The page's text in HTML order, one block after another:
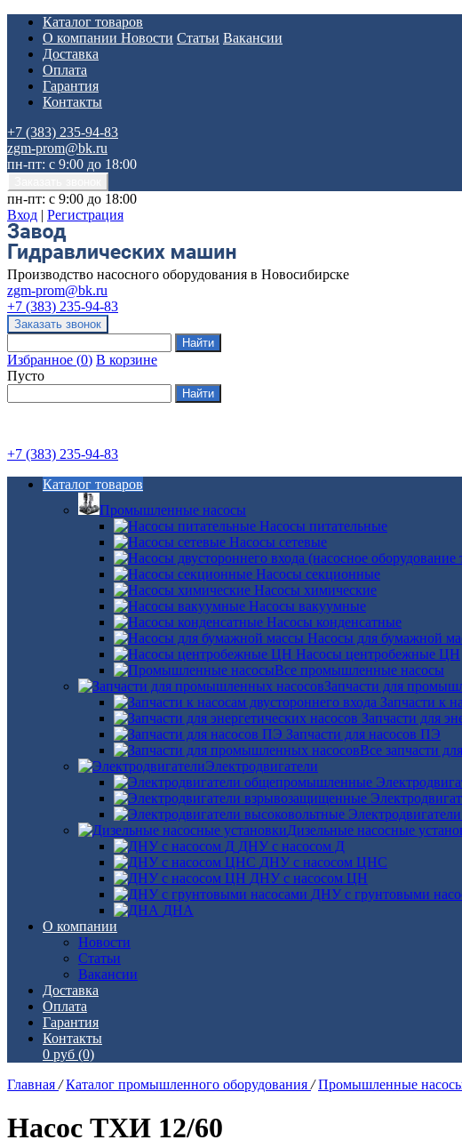
Каталог товаров
О компании Новости Статьи Вакансии
Доставка
Оплата
Гарантия
Контакты
+7 (383) 235-94-83
zgm-prom@bk.ru
пн-пт: с 9:00 до 18:00
пн-пт: с 9:00 до 18:00
Вход | Регистрация
Производство насосного оборудования в Новосибирске
zgm-prom@bk.ru
+7 (383) 235-94-83
Избранное (0) В корзине
Пусто
+7 (383) 235-94-83
Каталог товаров
Промышленные насосы
Насосы питательные
Насосы сетевые
Насосы секционные
Насосы химические
Насосы вакуумные
Насосы конденсатные
Насосы для бумажной
Насосы центробежные ЦН
Все промышленные насосы
Запчасти для
Запчасти к
Запчасти для
Запчасти для насосов ПЭ
Все запчасти
Электродвигатели
Дизельные насосные
ДНУ с насосом Д
ДНУ с насосом ЦНС
ДНУ с насосом ЦН
ДНУ с грунтовыми
ДНА
О компании
Новости
Статьи
Вакансии
Доставка
Оплата
Гарантия
Контакты
0 руб (0)
Главная / Каталог промышленного оборудования / Промышленные
Насос ТХИ 12/60